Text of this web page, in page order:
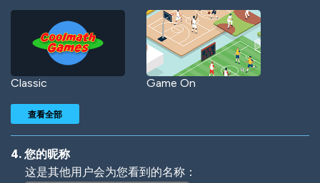
Classic Game On
查看全部
4. 您的昵称
这是其他用户会为您看到的名称：